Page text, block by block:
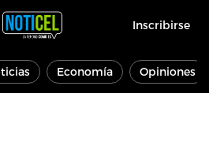
Inscribirse
Economía Opiniones